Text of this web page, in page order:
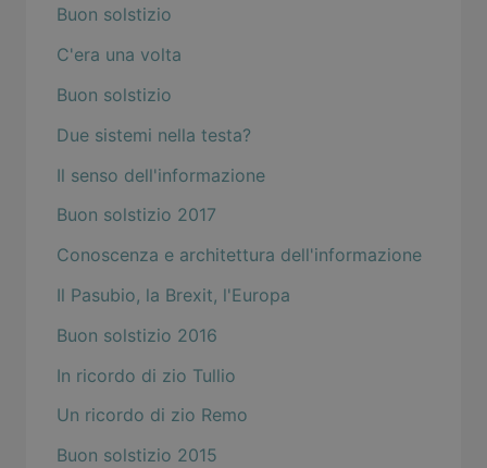
Buon solstizio
C'era una volta
Buon solstizio
Due sistemi nella testa?
Il senso dell'informazione
Buon solstizio 2017
Conoscenza e architettura dell'informazione
Il Pasubio, la Brexit, l'Europa
Buon solstizio 2016
In ricordo di zio Tullio
Un ricordo di zio Remo
Buon solstizio 2015